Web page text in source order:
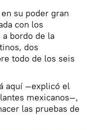
su poder gran
con los
bordo de la
dos
todo de los seis
aquí —explicó el
mexicanos—,
las pruebas de